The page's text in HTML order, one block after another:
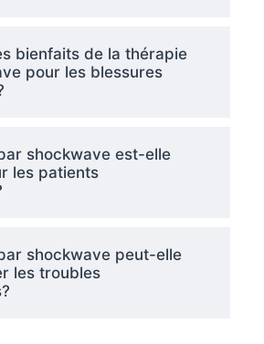
bienfaits de la thérapie
pour les blessures
shockwave est-elle
les patients
shockwave peut-elle
les troubles